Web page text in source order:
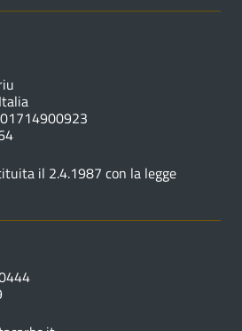
01714900923
il 2.4.1987 con la legge